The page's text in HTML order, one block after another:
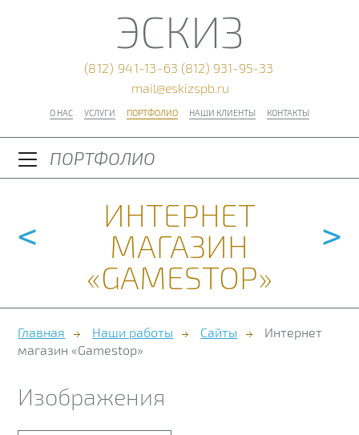
ЭСКИЗ
(812) 941-13-63 (812) 931-95-33
mail@eskizspb.ru
О НАС УСЛУГИ ПОРТФОЛИО НАШИ КЛИЕНТЫ КОНТАКТЫ
<
ИНТЕРНЕТ
МАГАЗИН
«GAMESTOP»
>
ПОРТФОЛИО
Главная Наши работы Сайты
Интернет
магазин «Gamestop»
Изображения